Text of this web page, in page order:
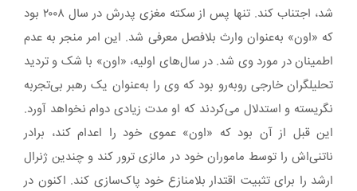
شد، اجتناب کند. تنها پس از سکته مغزی پدرش در سال ۲۰۰۸ بود
که «اون» به‌عنوان وارث بلافصل معرفی شد. این امر منجر به عدم
اطمینان در مورد وی شد. در سال‌های اولیه، «اون» با شک و تردید
تحلیلگران خارجی روبه‌رو بود که وی را به‌عنوان یک رهبر بی‌تجربه
نگریسته و استدلال می‌کردند که او مدت زیادی دوام نخواهد آورد.
این قبل از آن بود که «اون» عموی خود را اعدام کند، برادر
ناتنی‌اش را توسط ماموران خود در مالزی ترور کند و چندین ژنرال
ارشد را برای تثبیت اقتدار بلامنازع خود پاک‌سازی کند. اکنون در